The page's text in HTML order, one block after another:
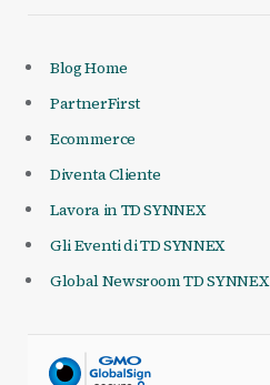
Blog Home
PartnerFirst
Ecommerce
Diventa Cliente
Lavora in TD SYNNEX
Gli Eventi di TD SYNNEX
Global Newsroom TD SYNNEX